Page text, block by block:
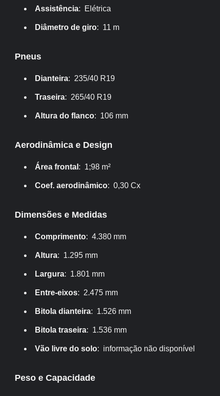
Assistência: Elétrica
Diâmetro de giro: 11 m
Pneus
Dianteira: 235/40 R19
Traseira: 265/40 R19
Altura do flanco: 106 mm
Aerodinâmica e Design
Área frontal : 1;98 m²
Coef. aerodinâmico: 0,30 Cx
Dimensões e Medidas
Comprimento: 4.380 mm
Altura: 1.295 mm
Largura: 1.801 mm
Entre-eixos: 2.475 mm
Bitola dianteira: 1.526 mm
Bitola traseira: 1.536 mm
Vão livre do solo: informação não disponível
Peso e Capacidade